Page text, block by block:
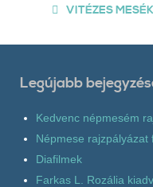
VITÉZES MESÉK
Legújabb
Kedvenc népmesém
Népmese rajzpályázat
Diafilmek
Farkas L. Rozália